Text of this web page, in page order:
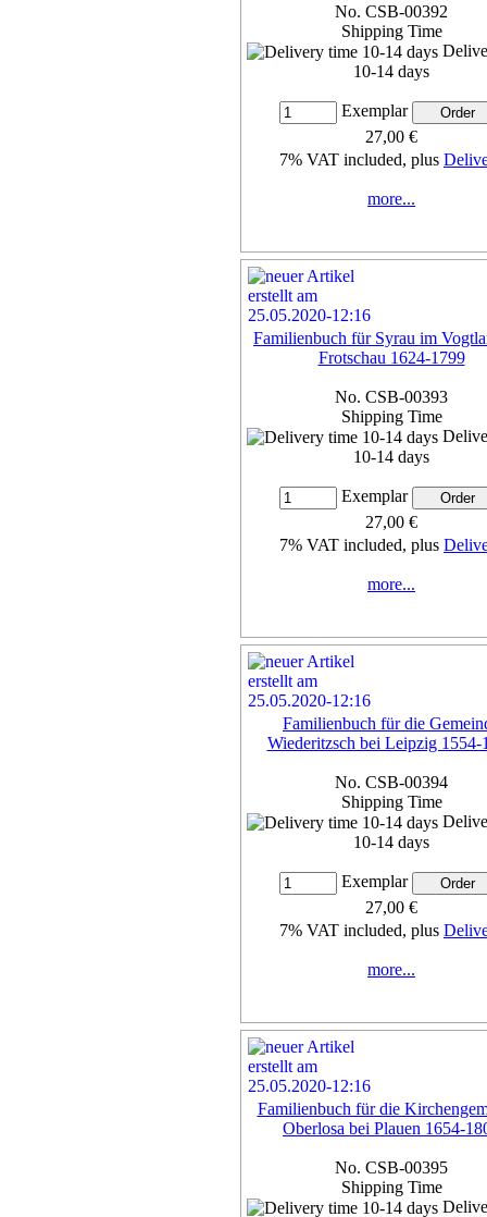
No. CSB-00392
Shipping Time
10-14 days
Exemplar
27,00 €
7% VAT included, plus
more...
Familienbuch für Syrau im
Frotschau 1624-1799
No. CSB-00393
Shipping Time
10-14 days
Exemplar
27,00 €
7% VAT included, plus
more...
Familienbuch für die
Wiederitzsch bei Leipzig 1554-
No. CSB-00394
Shipping Time
10-14 days
Exemplar
27,00 €
7% VAT included, plus
more...
Familienbuch für die
Oberlosa bei Plauen 1654-
No. CSB-00395
Shipping Time